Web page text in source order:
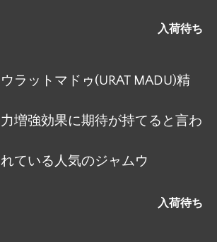
入荷待ち
ウラットマドゥ(URAT MADU)精
力増強効果に期待が持てると言わ
れている人気のジャムウ
入荷待ち